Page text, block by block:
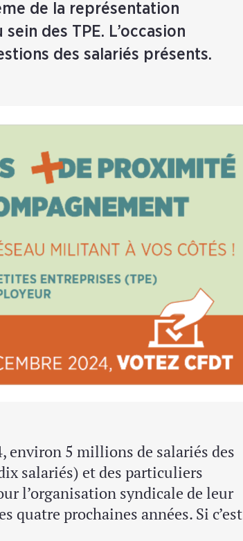
de la représentation
des TPE. L’occasion
des salariés présents.
environ 5 millions de salariés des
salariés) et des particuliers
l’organisation syndicale de leur
quatre prochaines années. Si c’est